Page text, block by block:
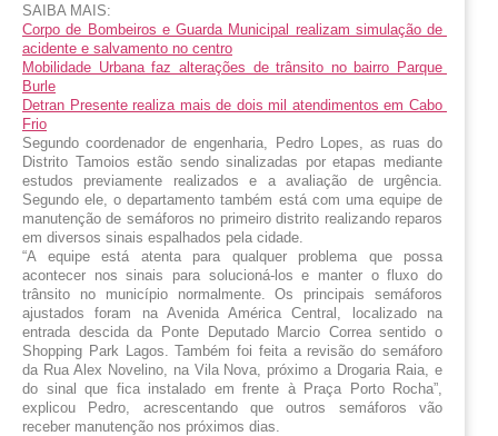
SAIBA MAIS:
Corpo de Bombeiros e Guarda Municipal realizam simulação de
acidente e salvamento no centro
Mobilidade Urbana faz alterações de trânsito no bairro Parque
Burle
Detran Presente realiza mais de dois mil atendimentos em Cabo
Frio
Segundo coordenador de engenharia, Pedro Lopes, as ruas do
Distrito Tamoios estão sendo sinalizadas por etapas mediante
estudos previamente realizados e a avaliação de urgência.
Segundo ele, o departamento também está com uma equipe de
manutenção de semáforos no primeiro distrito realizando reparos
em diversos sinais espalhados pela cidade.
“A equipe está atenta para qualquer problema que possa
acontecer nos sinais para solucioná-los e manter o fluxo do
trânsito no município normalmente. Os principais semáforos
ajustados foram na Avenida América Central, localizado na
entrada descida da Ponte Deputado Marcio Correa sentido o
Shopping Park Lagos. Também foi feita a revisão do semáforo
da Rua Alex Novelino, na Vila Nova, próximo a Drogaria Raia, e
do sinal que fica instalado em frente à Praça Porto Rocha”,
explicou Pedro, acrescentando que outros semáforos vão
receber manutenção nos próximos dias.